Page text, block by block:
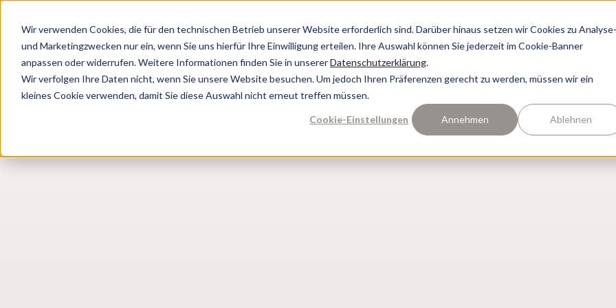
Wir verwenden Cookies, die für den technischen Betrieb unserer Website erforderlich sind. Darüber hinaus setzen wir Cookies zu Analyse-
und Marketingzwecken nur ein, wenn Sie uns hierfür Ihre Einwilligung erteilen. Ihre Auswahl können Sie jederzeit im Cookie-Banner
anpassen oder widerrufen. Weitere Informationen finden Sie in unsererDatenschutzerklärung.
Wir verfolgen Ihre Daten nicht, wenn Sie unsere Website besuchen. Um jedoch Ihren Präferenzen gerecht zu werden, müssen wir ein
kleines Cookie verwenden, damit Sie diese Auswahl nicht erneut treffen müssen.
Cookie-Einstellungen Annehmen Ablehnen